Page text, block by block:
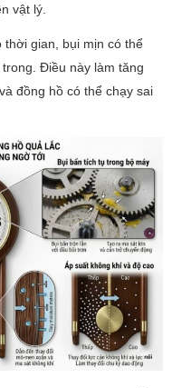
vật lý.
thời gian, bụi mịn có thể
Điều này làm tăng
đồng hồ có thể chạy sai